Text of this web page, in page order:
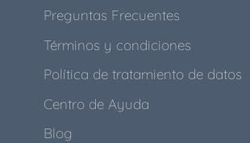
Preguntas Frecuentes
Términos y condiciones
Política de tratamiento de datos
Centro de Ayuda
Blog